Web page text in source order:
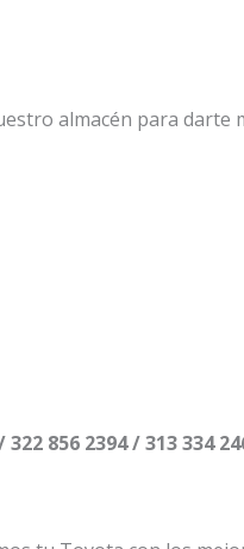
almacén para darte
322 856 2394 / 313 334